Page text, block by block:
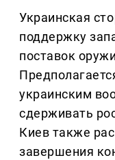
Украинская
поддержку
поставок
украинским
сдерживать
Киев также
завершения